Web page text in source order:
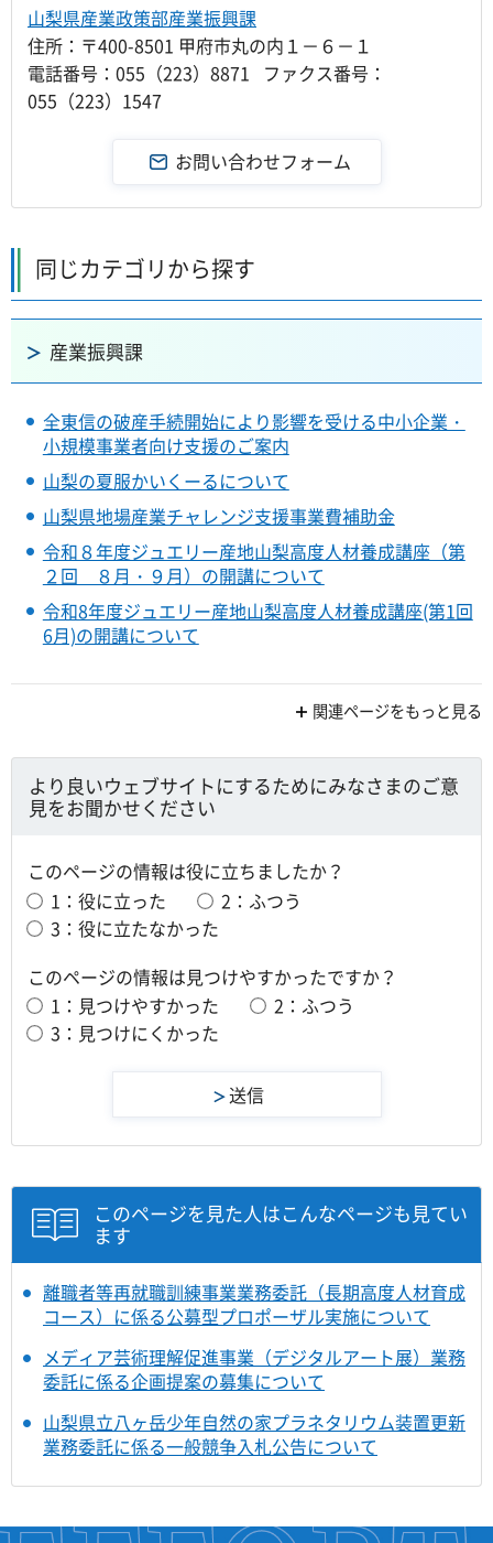
山梨県産業政策部産業振興課
住所：〒400-8501 甲府市丸の内１－６－１
電話番号：055（223）8871 ファクス番号：
055（223）1547
同じカテゴリから探す
産業振興課
全東信の破産手続開始により影響を受ける中小企業・
小規模事業者向け支援のご案内
山梨の夏服かいくーるについて
山梨県地場産業チャレンジ支援事業費補助金
令和８年度ジュエリー産地山梨高度人材養成講座（第
２回 ８月・９月）の開講について
令和8年度ジュエリー産地山梨高度人材養成講座(第1回
6月)の開講について
関連ページをもっと見る
より良いウェブサイトにするためにみなさまのご意
見をお聞かせください
このページの情報は役に立ちましたか？
1：役に立った
2：ふつう
3：役に立たなかった
このページの情報は見つけやすかったですか？
1：見つけやすかった
2：ふつう
3：見つけにくかった
このページを見た人はこんなページも見てい
ます
離職者等再就職訓練事業業務委託（長期高度人材育成
コース）に係る公募型プロポーザル実施について
メディア芸術理解促進事業（デジタルアート展）業務
委託に係る企画提案の募集について
山梨県立八ヶ岳少年自然の家プラネタリウム装置更新
業務委託に係る一般競争入札公告について